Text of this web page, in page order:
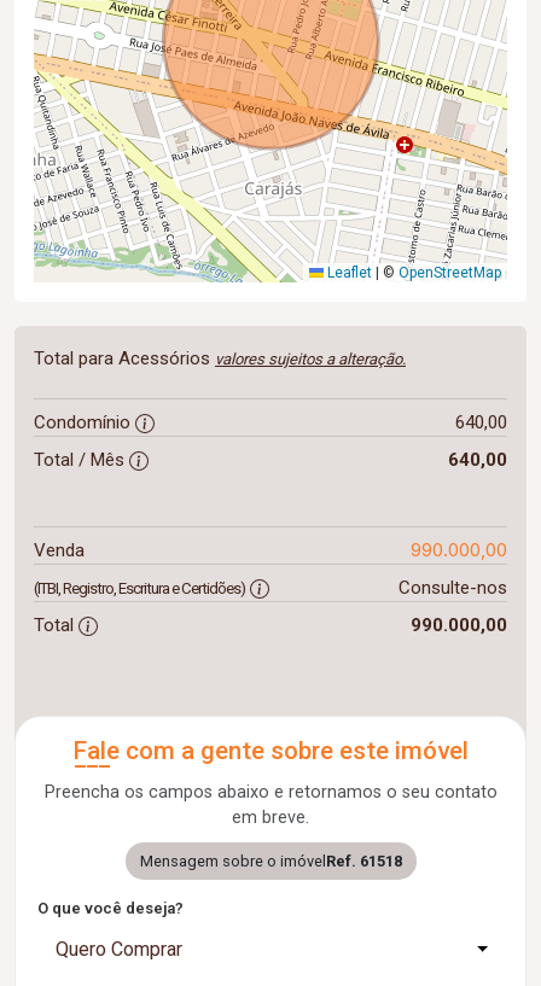
Leaflet © OpenStreetMap
Total para Acessórios valores sujeitos a alteração.
Condomínio
640,00
Total / Mês
640,00
Venda 990.000,00
(ITBI, Registro, Escritura e Certidões)
Consulte-nos
Total
990.000,00
Fale com a gente sobre este imóvel
Preencha os campos abaixo e retornamos o seu contato
em breve.
Mensagem sobre o imóvel Ref. 61518
O que você deseja?
Quero Comprar